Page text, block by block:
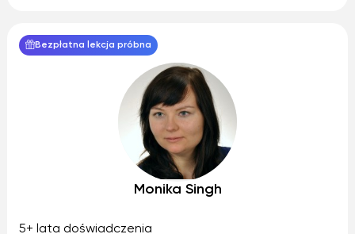
Bezpłatna lekcja próbna
Monika Singh
5+ lata doświadczenia